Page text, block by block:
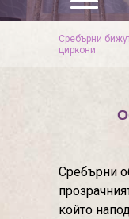
Сребърни
циркони
Сребърни
който